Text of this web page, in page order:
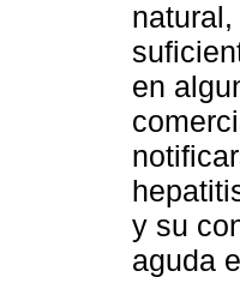
en
y su
aguda